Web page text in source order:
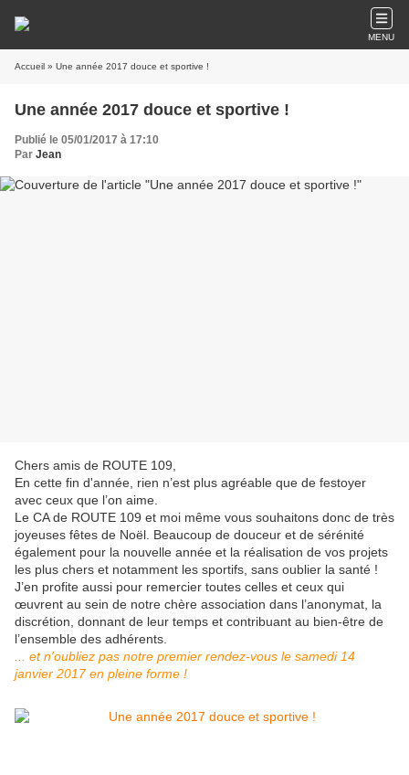
MENU
Accueil » Une année 2017 douce et sportive !
Une année 2017 douce et sportive !
Publié le 05/01/2017 à 17:10
Par Jean
Chers amis de ROUTE 109,
En cette fin d'année, rien n’est plus agréable que de festoyer
avec ceux que l’on aime.
Le CA de ROUTE 109 et moi même vous souhaitons donc de très
joyeuses fêtes de Noël. Beaucoup de douceur et de sérénité
également pour la nouvelle année et la réalisation de vos projets
les plus chers et notamment les sportifs, sans oublier la santé !
J’en profite aussi pour remercier toutes celles et ceux qui
œuvrent au sein de notre chère association dans l’anonymat, la
discrétion, donnant de leur temps et contribuant au bien-être de
l’ensemble des adhérents.
... et n'oubliez pas notre premier rendez-vous le samedi 14
janvier 2017 en pleine forme !